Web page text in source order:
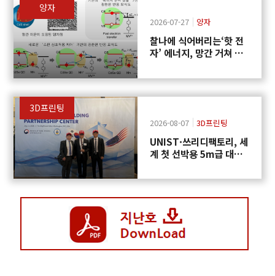
양자
2026-07-27 양자
찰나에 식어버리는‘핫 전
자’ 에너지, 망간 거쳐 화
3D프린팅
2026-08-07 3D프린팅
UNIST·쓰리디팩토리, 세
계 첫 선박용 5m급 대형